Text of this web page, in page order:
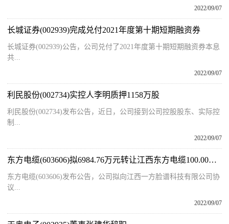
2022/09/07
长城证券(002939)完成兑付2021年度第十期短期融资券
长城证券(002939)公告，公司兑付了2021年度第十期短期融资券本息
共...
2022/09/07
利民股份(002734)实控人李明质押1158万股
利民股份(002734)发布公告，近日，公司接到公司控股股东、实际控
制...
2022/09/07
东方电缆(603606)拟6984.76万元转让江西东方电缆100.00%股权
东方电缆(603606)发布公告，公司拟向江西一方脸谱科技有限公司协
议...
2022/09/07